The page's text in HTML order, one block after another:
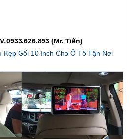
(Mr. Tiến)
Kẹp Gối 10 Inch Cho Ô Tô Tận Nơi